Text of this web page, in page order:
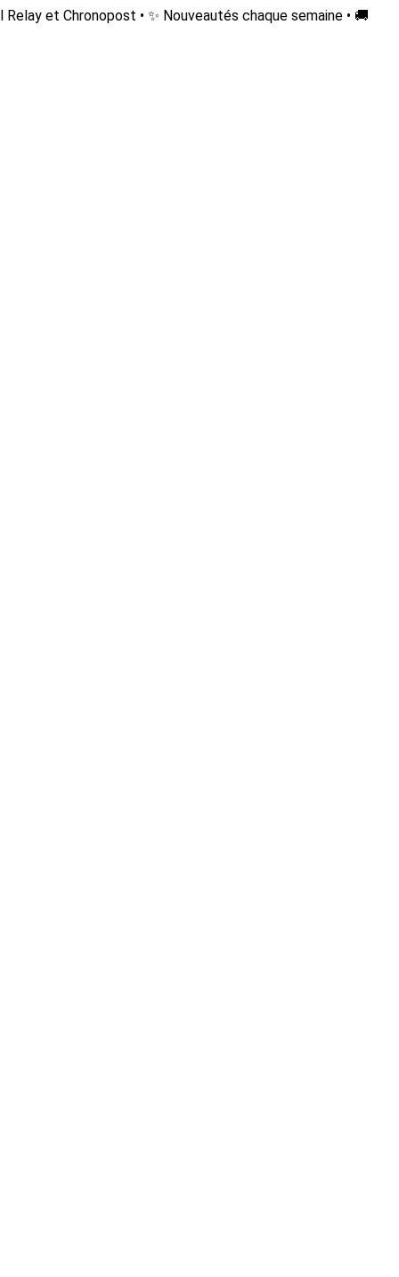
et Chronopost • ✨ Nouveautés chaque semaine • 🚚